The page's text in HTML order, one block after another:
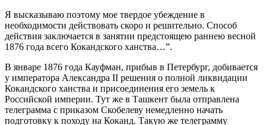
Я высказываю поэтому мое твердое убеждение в
необходимости действовать скоро и решительно. Способ
действия заключается в занятии предстоящею раннею весной
1876 года всего Кокандского ханства…”.
В январе 1876 года Кауфман, прибыв в Петербург, добивается
у императора Александра II решения о полной ликвидации
Кокандского ханства и присоединения его земель к
Российской империи. Тут же в Ташкент была отправлена
телеграмма с приказом Скобелеву немедленно начать
подготовку к походу на Коканд. Такую же телеграмму